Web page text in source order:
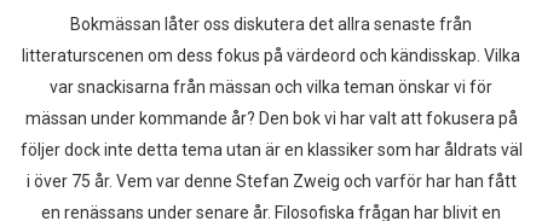
Bokmässan låter oss diskutera det allra senaste från
litteraturscenen om dess fokus på värdeord och kändisskap. Vilka
var snackisarna från mässan och vilka teman önskar vi för
mässan under kommande år? Den bok vi har valt att fokusera på
följer dock inte detta tema utan är en klassiker som har åldrats väl
i över 75 år. Vem var denne Stefan Zweig och varför har han fått
en renässans under senare år. Filosofiska frågan har blivit en